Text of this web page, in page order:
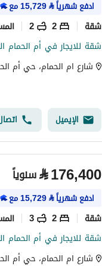
ادفع شهرياً⃁
15,729مع
شقة 2
2
شقة للايجار في أم الحمام
شارع ام الحمام، حي أم
الإيميل
⃁176,400 سنوياً
ادفع شهرياً⃁
15,729مع
شقة 2
3
شقة للايجار في أم الحمام
شارع ام الحمام، حي أم